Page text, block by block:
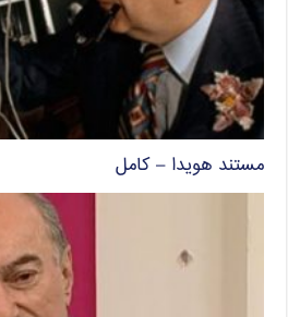
مستند هویدا – کامل